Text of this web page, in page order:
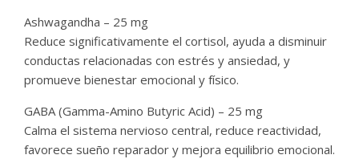
Ashwagandha – 25 mg
Reduce significativamente el cortisol, ayuda a disminuir
conductas relacionadas con estrés y ansiedad, y
promueve bienestar emocional y físico.
GABA (Gamma-Amino Butyric Acid) – 25 mg
Calma el sistema nervioso central, reduce reactividad,
favorece sueño reparador y mejora equilibrio emocional.